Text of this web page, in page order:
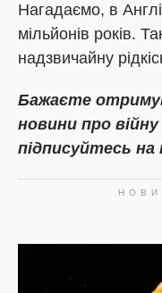
Нагадаємо, в
мільйонів років.
надзвичайну
Бажаєте
новини про війну
підписуйтесь